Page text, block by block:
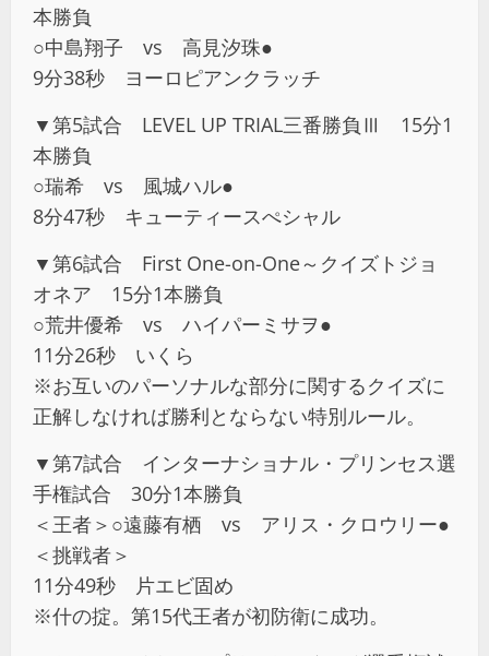
本勝負
○中島翔子 vs 高見汐珠●
9分38秒 ヨーロピアンクラッチ
▼第5試合 LEVEL UP TRIAL三番勝負Ⅲ 15分1
本勝負
○瑞希 vs 風城ハル●
8分47秒 キューティースぺシャル
▼第6試合 First One-on-One～クイズトジョ
オネア 15分1本勝負
○荒井優希 vs ハイパーミサヲ●
11分26秒 いくら
※お互いのパーソナルな部分に関するクイズに
正解しなければ勝利とならない特別ルール。
▼第7試合 インターナショナル・プリンセス選
手権試合 30分1本勝負
＜王者＞○遠藤有栖 vs アリス・クロウリー●
＜挑戦者＞
11分49秒 片エビ固め
※什の掟。第15代王者が初防衛に成功。